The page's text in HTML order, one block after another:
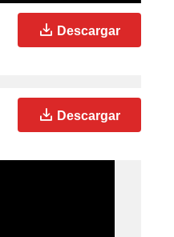
Descargar
Descargar